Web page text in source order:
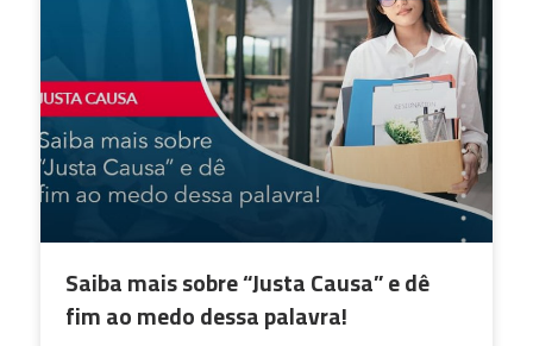
Saiba mais sobre “Justa Causa” e dê
fim ao medo dessa palavra!